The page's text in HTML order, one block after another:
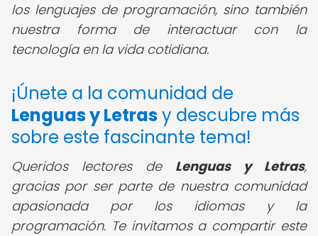
los lenguajes de programación, sino también
nuestra forma de interactuar con la
tecnología en la vida cotidiana.
¡Únete a la comunidad de
Lenguas y Letrasy descubre más
sobre este fascinante tema!
Queridos lectores de Lenguas y Letras,
gracias por ser parte de nuestra comunidad
apasionada por los idiomas y la
programación. Te invitamos a compartir este